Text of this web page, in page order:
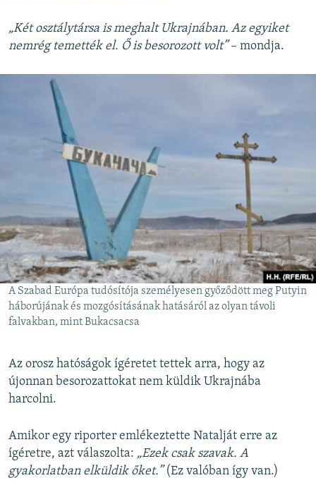
„Két osztálytársa is meghalt Ukrajnában. Az egyiket
nemrég temették el. Ő is besorozott volt”– mondja.
A Szabad Európa tudósítója személyesen győződött meg Putyin
háborújának és mozgósításának hatásáról az olyan távoli
falvakban, mint Bukacsacsa
Az orosz hatóságok ígéretet tettek arra, hogy az
újonnan besorozattokat nem küldik Ukrajnába
harcolni.
Amikor egy riporter emlékeztette Natalját erre az
ígéretre, azt válaszolta: „Ezek csak szavak. A
gyakorlatban elküldik őket.” (Ez valóban így van.)